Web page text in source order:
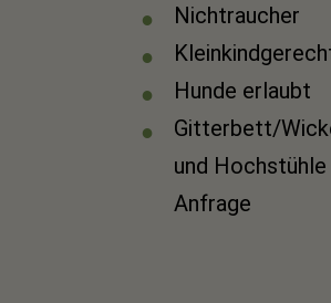
Nichtraucher
Hunde erlaubt
Gitterbett/
und
Anfrage